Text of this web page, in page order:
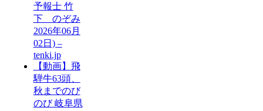
予報士 竹
下 のぞみ
2026年06月
02日) –
tenki.jp
【動画】飛
騨牛63頭、
秋までのび
のび 岐阜県